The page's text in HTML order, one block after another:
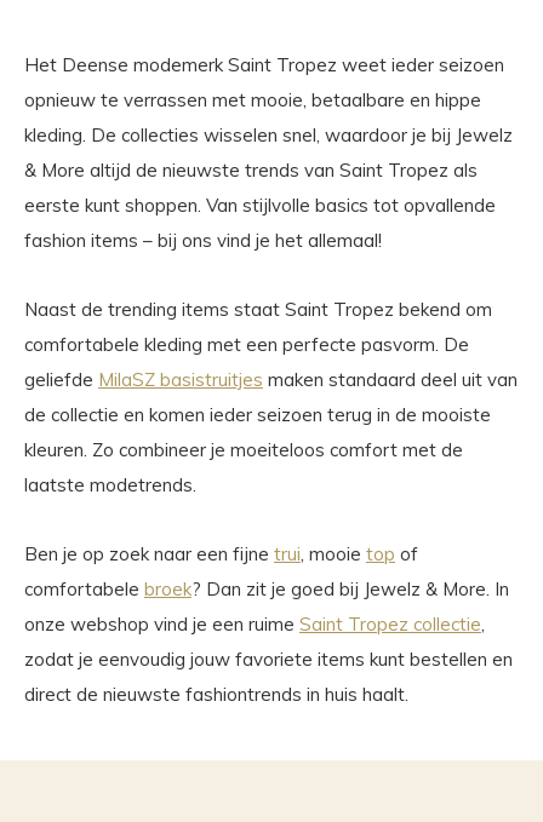
Het Deense modemerk Saint Tropez weet ieder seizoen
opnieuw te verrassen met mooie, betaalbare en hippe
kleding. De collecties wisselen snel, waardoor je bij Jewelz
& More altijd de nieuwste trends van Saint Tropez als
eerste kunt shoppen. Van stijlvolle basics tot opvallende
fashion items – bij ons vind je het allemaal!
Naast de trending items staat Saint Tropez bekend om
comfortabele kleding met een perfecte pasvorm. De
geliefde MilaSZ basistruitjes maken standaard deel uit van
de collectie en komen ieder seizoen terug in de mooiste
kleuren. Zo combineer je moeiteloos comfort met de
laatste modetrends.
Ben je op zoek naar een fijne trui, mooie top of
comfortabele broek? Dan zit je goed bij Jewelz & More. In
onze webshop vind je een ruime Saint Tropez collectie,
zodat je eenvoudig jouw favoriete items kunt bestellen en
direct de nieuwste fashiontrends in huis haalt.